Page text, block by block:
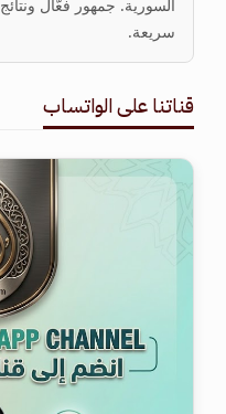
السورية. جمهور فعّال ونتائج
سريعة.
قناتنا على الواتساب